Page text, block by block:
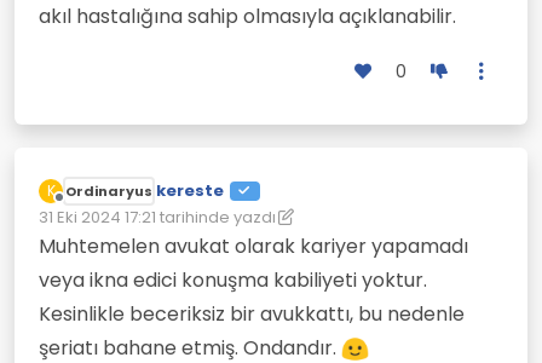
akıl hastalığına sahip olmasıyla açıklanabilir.
0
K
Çevrimdışı
Ordinaryus kereste
31 Eki 2024 17:21 tarihinde yazdı
Son düzenleyen: kereste
Muhtemelen avukat olarak kariyer yapamadı
veya ikna edici konuşma kabiliyeti yoktur.
Kesinlikle beceriksiz bir avukkattı, bu nedenle
şeriatı bahane etmiş. Ondandır.